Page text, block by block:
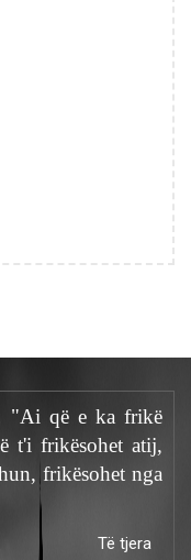
"Ai që e ka frikë
t'i frikësohet atij,
frikësohet nga
Të tjera